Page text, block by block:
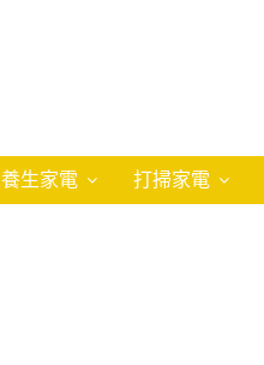
養生家電 打掃家電